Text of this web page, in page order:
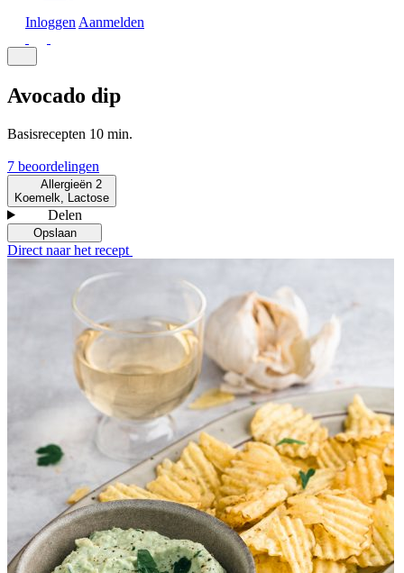
Inloggen Aanmelden
Avocado dip
Basisrecepten 10 min.
7 beoordelingen
Allergieën 2
Koemelk, Lactose
Delen
Opslaan
Direct naar het recept